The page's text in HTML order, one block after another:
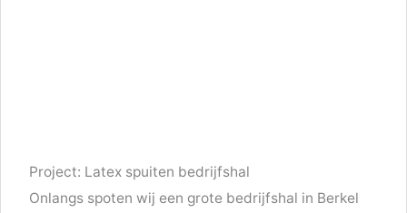
Project: Latex spuiten bedrijfshal
Onlangs spoten wij een grote bedrijfshal in Berkel